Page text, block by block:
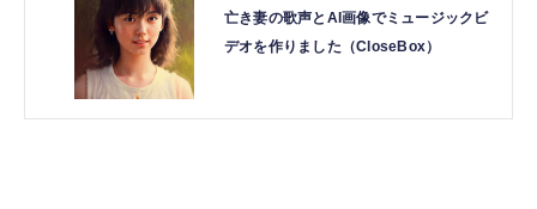
亡き妻の歌声とAI画像でミュージックビ
デオを作りました（CloseBox）